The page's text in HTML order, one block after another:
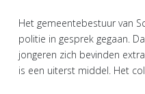
Het gemeentebestuur van
politie in gesprek gegaan.
jongeren zich bevinden
is een uiterst middel. Het